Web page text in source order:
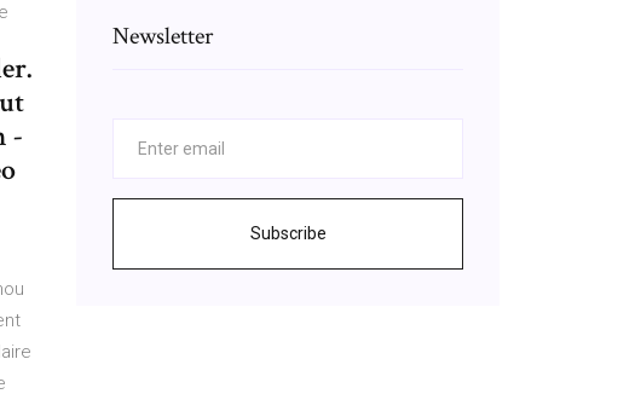
-
Newsletter
Subscribe